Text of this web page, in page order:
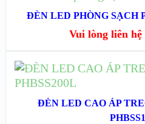
XEM
XEM
ĐÈN LED PHÒNG SẠCH
Vui lòng liên hệ
XEM
ĐÈN LED CAO ÁP